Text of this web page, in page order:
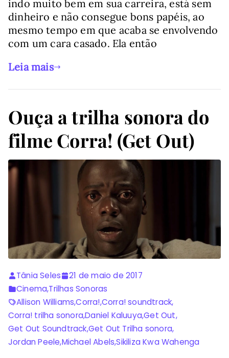
indo muito bem em sua carreira, está sem
dinheiro e não consegue bons papéis, ao
mesmo tempo em que acaba se envolvendo
com um cara casado. Ela então
Leia mais
Ouça a trilha sonora do
filme Corra! (Get Out)
Tânia Seles
21 de maio de 2017
Cinema,Trilhas Sonoras
Allison Williams,Corra!,Corra! soundtrack,
Corra! trilha sonora,Daniel Kaluuya,Get Out,
Get Out Soundtrack,Get Out Trilha sonora,
Jordan Peele,Michael Abels,Sikiliza Kwa Wahenga